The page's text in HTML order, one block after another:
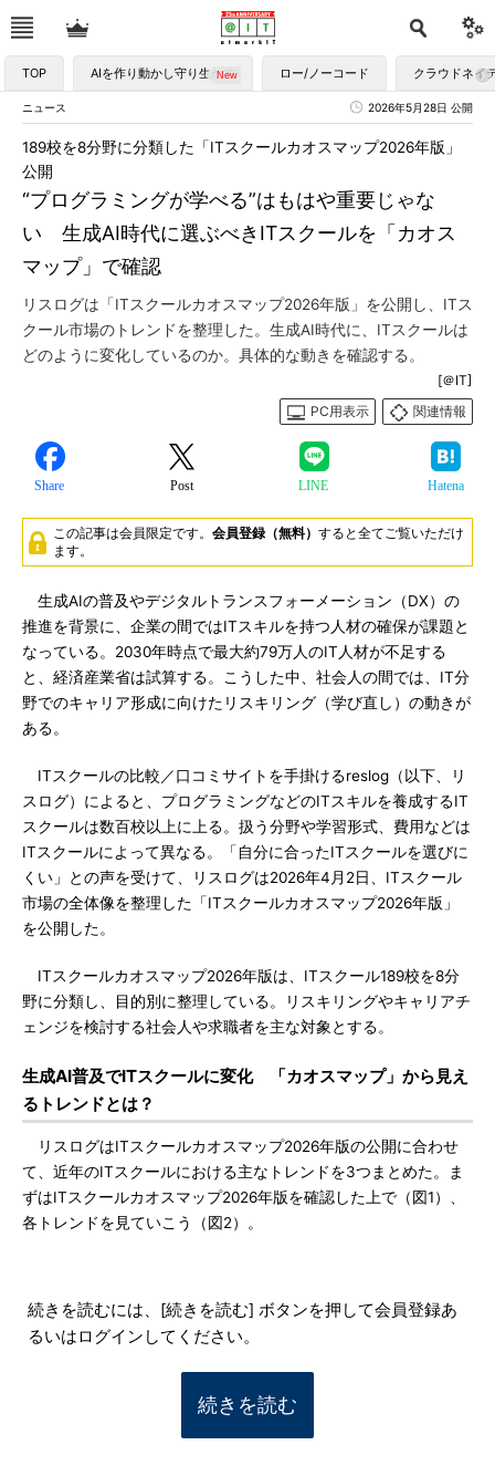
TOP AIを作り動かし守り生かす ロー/ノーコード クラウドネイ
ニュース 2026年5月28日 公開
“プログラミングが学べる”はもはや重要じゃな
い 生成AI時代に選ぶべきITスクールを「カオス
マップ」で確認
189校を8分野に分類した「ITスクールカオスマップ2026年版」
公開
リスログは「ITスクールカオスマップ2026年版」を公開し、ITス
クール市場のトレンドを整理した。生成AI時代に、ITスクールは
どのように変化しているのか。具体的な動きを確認する。
[＠IT]
PC用表示
関連情報
Share Post LINE Hatena
この記事は会員限定です。 会員登録（無料） すると全てご覧いただけ
ます。
生成AIの普及やデジタルトランスフォーメーション（DX）の
推進を背景に、企業の間ではITスキルを持つ人材の確保が課題と
なっている。2030年時点で最大約79万人のIT人材が不足する
と、経済産業省は試算する。こうした中、社会人の間では、IT分
野でのキャリア形成に向けたリスキリング（学び直し）の動きが
ある。
ITスクールの比較／口コミサイトを手掛けるreslog（以下、リ
スログ）によると、プログラミングなどのITスキルを養成するIT
スクールは数百校以上に上る。扱う分野や学習形式、費用などは
ITスクールによって異なる。「自分に合ったITスクールを選びに
くい」との声を受けて、リスログは2026年4月2日、ITスクール
市場の全体像を整理した「ITスクールカオスマップ2026年版」
を公開した。
ITスクールカオスマップ2026年版は、ITスクール189校を8分
野に分類し、目的別に整理している。リスキリングやキャリアチ
ェンジを検討する社会人や求職者を主な対象とする。
生成AI普及でITスクールに変化 「カオスマップ」から見え
るトレンドとは？
リスログはITスクールカオスマップ2026年版の公開に合わせ
て、近年のITスクールにおける主なトレンドを3つまとめた。ま
ずはITスクールカオスマップ2026年版を確認した上で（図1）、
各トレンドを見ていこう（図2）。
続きを読むには、[続きを読む] ボタンを押して会員登録あ
るいはログインしてください。
続きを読む